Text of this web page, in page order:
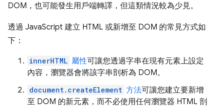
DOM，也可能發生用戶端轉譯，但這類情況較為少見。
透過 JavaScript 建立 HTML 或新增至 DOM 的常見方式如
下：
innerHTML 屬性可讓您透過字串在現有元素上設定
內容，瀏覽器會將該字串剖析為 DOM。
document.createElement 方法可讓您建立要新增
至 DOM 的新元素，而不必使用任何瀏覽器 HTML 剖